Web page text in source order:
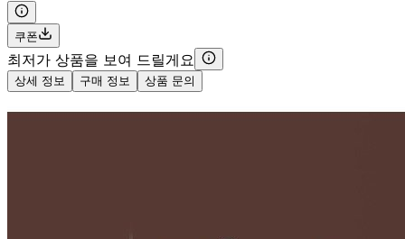
쿠폰
최저가 상품을 보여 드릴게요
상세 정보 구매 정보 상품 문의